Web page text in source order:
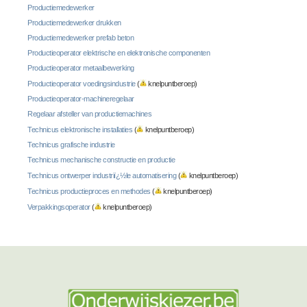
Productiemedewerker
Productiemedewerker drukken
Productiemedewerker prefab beton
Productieoperator elektrische en elektronische componenten
Productieoperator metaalbewerking
Productieoperator voedingsindustrie(
knelpuntberoep)
Productieoperator-machineregelaar
Regelaar afsteller van productiemachines
Technicus elektronische installaties (
knelpuntberoep)
Technicus grafische industrie
Technicus mechanische constructie en productie
Technicus ontwerper industriï¿½le automatisering(
knelpuntberoep)
Technicus productieproces en methodes (
knelpuntberoep)
Verpakkingsoperator( knelpuntberoep)